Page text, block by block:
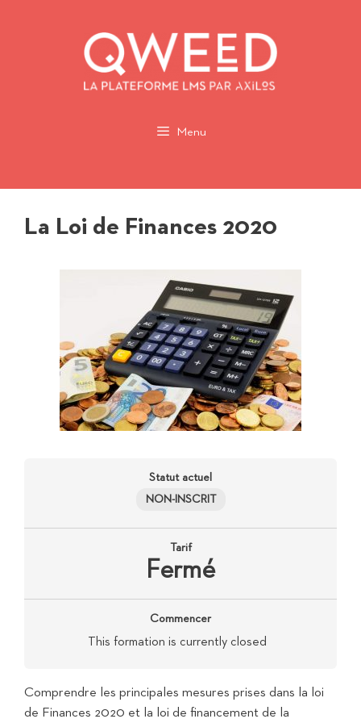
Menu
La Loi de Finances 2020
Statut actuel
NON-INSCRIT
Tarif
Fermé
Commencer
This formation is currently closed
Comprendre les principales mesures prises dans la loi
de Finances 2020 et la loi de financement de la